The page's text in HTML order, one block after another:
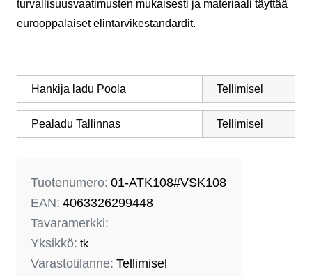
turvallisuusvaatimusten mukaisesti ja materiaali täyttää
eurooppalaiset elintarvikestandardit.
Hankija ladu Poola Tellimisel
Pealadu Tallinnas Tellimisel
Tuotenumero: 01-ATK108#VSK108
EAN: 4063326299448
Tavaramerkki:
Yksikkö: tk
Varastotilanne: Tellimisel